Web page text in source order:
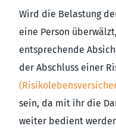
Wird die Belastung
eine Person
entsprechende
der Abschluss einer
sein, da mit ihr die
weiter bedient